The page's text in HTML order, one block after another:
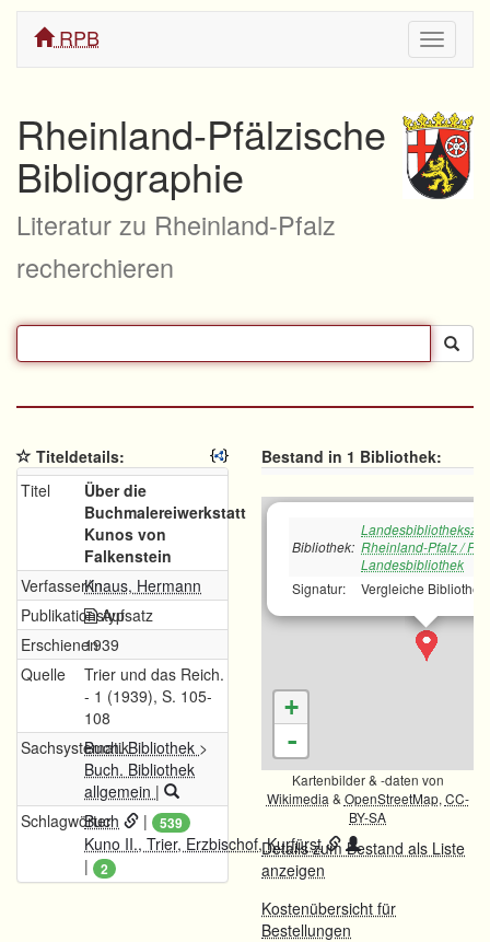
ein/
RPB
Rheinland-Pfälzische
Bibliographie
Literatur zu Rheinland-Pfalz
recherchieren
Titeldetails:
Titel
Über die
Buchmalereiwerkstatt
Kunos von
Falkenstein
Verfasser/inKnaus, Hermann
PublikationstypAufsatz
Erschienen1939
Quelle
Trier und das Reich.
- 1 (1939), S. 105-
108
SachsystematikBuch. Bibliothek >
Buch. Bibliothek
allgemein |
Schlagwörter
Buch | 539
Kuno II., Trier, Erzbischof, Kurfürst
|
2
Bestand in 1 Bibliothek:
Bibliothek: Rheinland-Pfalz /
Landesbibliothek
Signatur:
Vergleiche
+
-
Kartenbilder & -daten von
Wikimedia & OpenStreetMap, CC-
BY-SA
Details zum Bestand als Liste
anzeigen
Kostenübersicht für
Bestellungen